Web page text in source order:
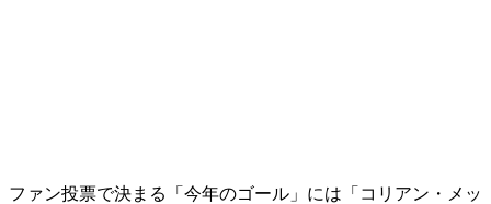
ファン投票で決まる「今年のゴール」には「コリアン・メッ